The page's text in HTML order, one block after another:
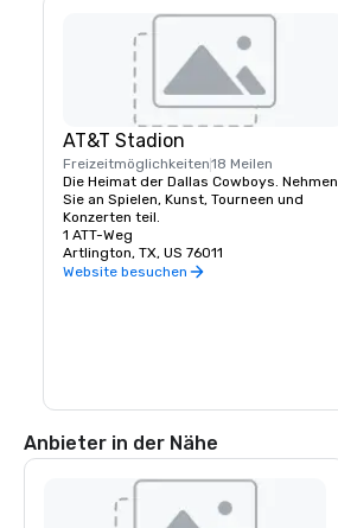
AT&T Stadion
Freizeitmöglichkeiten18 Meilen
Die Heimat der Dallas Cowboys. Nehmen
Sie an Spielen, Kunst, Tourneen und
Konzerten teil.
1 ATT-Weg
Artlington, TX, US 76011
Website besuchen
Anbieter in der Nähe